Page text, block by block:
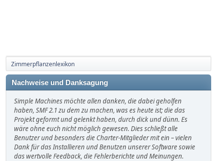
Zimmerpflanzenlexikon
Nachweise und Danksagung
Simple Machines möchte allen danken, die dabei geholfen
haben, SMF 2.1 zu dem zu machen, was es heute ist; die das
Projekt geformt und gelenkt haben, durch dick und dünn. Es
wäre ohne euch nicht möglich gewesen. Dies schließt alle
Benutzer und besonders die Charter-Mitglieder mit ein – vielen
Dank für das Installieren und Benutzen unserer Software sowie
das wertvolle Feedback, die Fehlerberichte und Meinungen.